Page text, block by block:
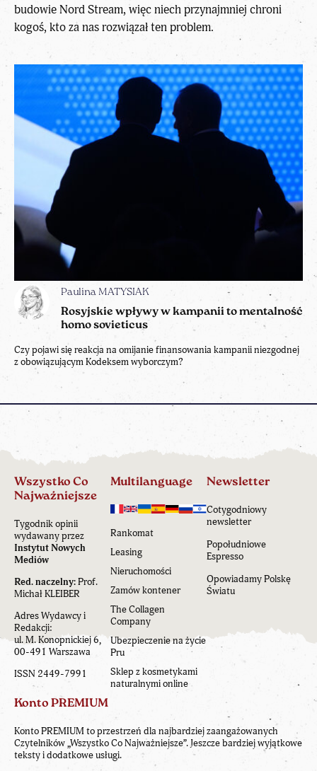
budowie Nord Stream, więc niech przynajmniej chroni
kogoś, kto za nas rozwiązał ten problem.
Paulina MATYSIAK
Rosyjskie wpływy w kampanii to mentalność
homo sovieticus
Czy pojawi się reakcja na omijanie finansowania kampanii niezgodnej
z obowiązującym Kodeksem wyborczym?
Wszystko Co
Najważniejsze
Tygodnik opinii
wydawany przez
Instytut Nowych
Mediów
Red. naczelny:Prof.
Michał KLEIBER
Adres Wydawcy i
Redakcji:
ul. M. Konopnickiej 6,
00-491 Warszawa
ISSN 2449-7991
Multilanguage
Rankomat
Leasing
Nieruchomości
Zamów kontener
The Collagen
Company
Ubezpieczenie na życie
Pru
Sklep z kosmetykami
naturalnymi online
Newsletter
Cotygodniowy
newsletter
Popołudniowe
Espresso
Opowiadamy Polskę
Światu
Konto PREMIUM
Konto PREMIUM to przestrzeń dla najbardziej zaangażowanych
Czytelników „Wszystko Co Najważniejsze”. Jeszcze bardziej wyjątkowe
teksty i dodatkowe usługi.